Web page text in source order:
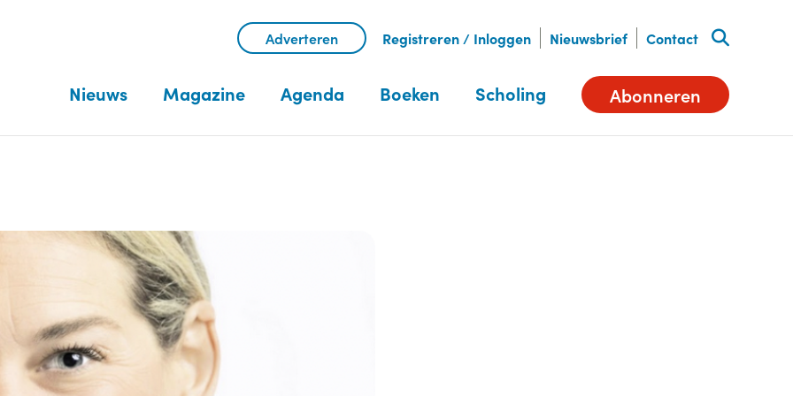
Adverteren Registreren / Inloggen Nieuwsbrief Contact
Nieuws Magazine Agenda Boeken Scholing Abonneren